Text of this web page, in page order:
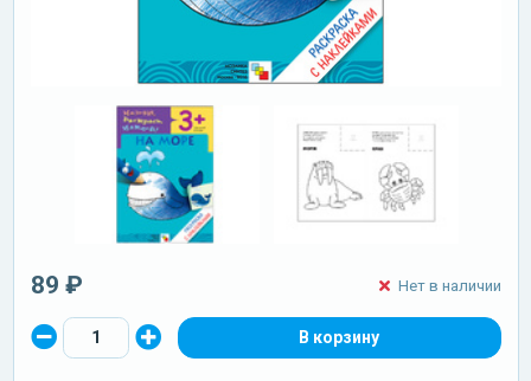
89 ₽ Нет в наличии